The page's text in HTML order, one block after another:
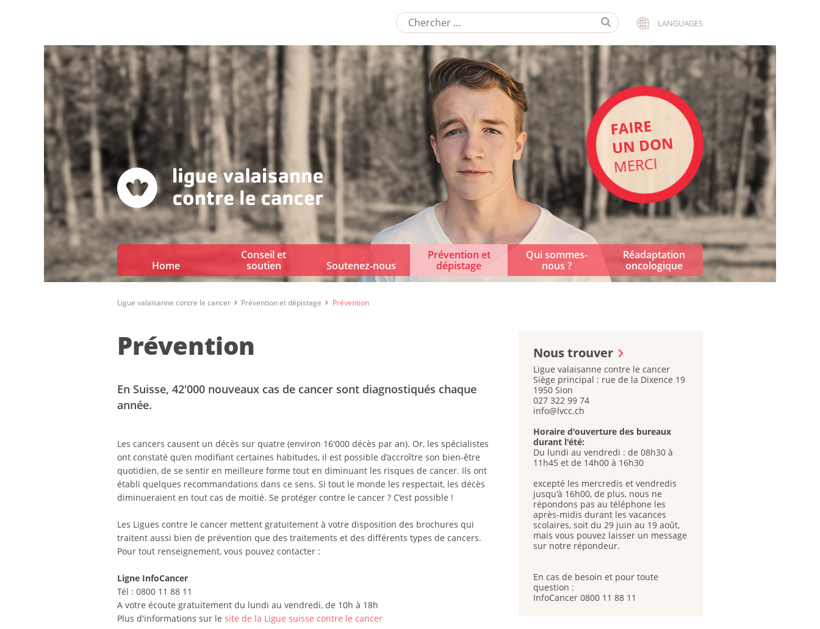
LANGUAGES
FAIRE
UN DON
MERCI
Home
Conseil et
soutien
Soutenez-nous
Prévention et
dépistage
Qui sommes-
nous ?
Réadaptation
oncologique
Ligue valaisanne contre le cancer Prévention et dépistage Prévention
Prévention
En Suisse, 42'000 nouveaux cas de cancer sont diagnostiqués chaque
année.
Les cancers causent un décès sur quatre (environ 16'000 décès par an). Or, les spécialistes
ont constaté qu’en modifiant certaines habitudes, il est possible d’accroître son bien-être
quotidien, de se sentir en meilleure forme tout en diminuant les risques de cancer. Ils ont
établi quelques recommandations dans ce sens. Si tout le monde les respectait, les décès
diminueraient en tout cas de moitié. Se protéger contre le cancer ? C’est possible !
Les Ligues contre le cancer mettent gratuitement à votre disposition des brochures qui
traitent aussi bien de prévention que des traitements et des différents types de cancers.
Pour tout renseignement, vous pouvez contacter :
Ligne InfoCancer
Tél : 0800 11 88 11
A votre écoute gratuitement du lundi au vendredi, de 10h à 18h
Plus d'informations sur le site de la Ligue suisse contre le cancer
Nous trouver
Ligue valaisanne contre le cancer
Siège principal : rue de la Dixence 19
1950 Sion
027 322 99 74
info@lvcc.ch
Horaire d'ouverture des bureaux
durant l'été:
Du lundi au vendredi : de 08h30 à
11h45 et de 14h00 à 16h30
excepté les mercredis et vendredis
jusqu'à 16h00, de plus, nous ne
répondons pas au téléphone les
après-midis durant les vacances
scolaires, soit du 29 juin au 19 août,
mais vous pouvez laisser un message
sur notre répondeur.
En cas de besoin et pour toute
question :
InfoCancer 0800 11 88 11